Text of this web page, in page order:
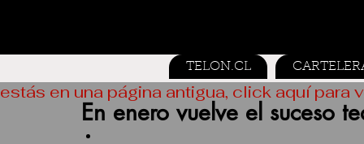
TELON.CL
En enero vuelve el suceso
estás en una página antigua, click aquí para